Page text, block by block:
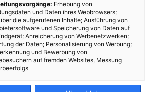
Erhebung von
und Daten ihres Webbrowsers;
die aufgerufenen Inhalte; Ausführung von
und Speicherung von Daten auf
Anreicherung von Werbenetzwerken;
der Daten; Personalisierung von Werbung;
und Bewerbung von
auf fremden Websites, Messung